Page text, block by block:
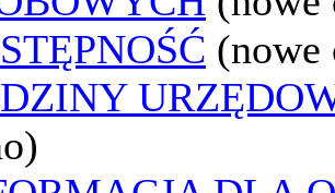
(nowe